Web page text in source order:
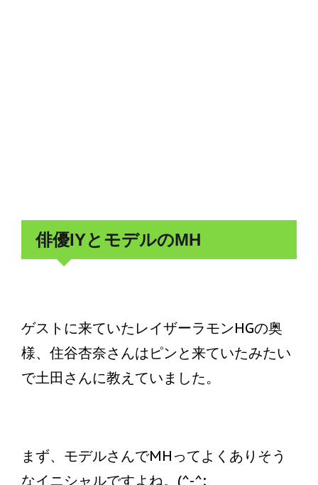
俳優IYとモデルのMH
ゲストに来ていたレイザーラモンHGの奥
様、住谷杏奈さんはピンと来ていたみたい
で土田さんに教えていました。
まず、モデルさんでMHってよくありそう
なイニシャルですよね。(^-^;